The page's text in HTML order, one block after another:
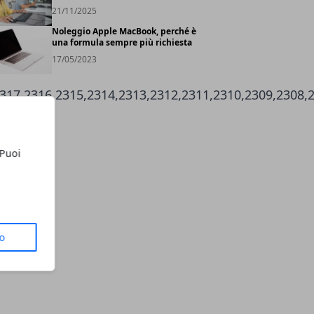
21/11/2025
Noleggio Apple MacBook, perché è
una formula sempre più richiesta
17/05/2023